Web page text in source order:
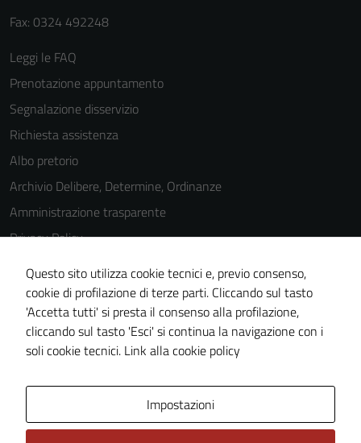
Fax: 0324 492248
Leggi le FAQ
Prenotazione appuntamento
Segnalazione disservizio
Richiesta assistenza
Albo pretorio
Archivio Delibere, Determine, Ordinanze
Amministrazione trasparente
Privacy Policy
Cookie Policy
Note legali
Dichiarazione di accessibilità
Piano di miglioramento del sito
Questo sito utilizza cookie tecnici e, previo consenso,
cookie di profilazione di terze parti. Cliccando sul tasto
'Accetta tutti' si presta il consenso alla profilazione,
cliccando sul tasto 'Esci' si continua la navigazione con i
soli cookie tecnici. Link alla cookie policy
Impostazioni